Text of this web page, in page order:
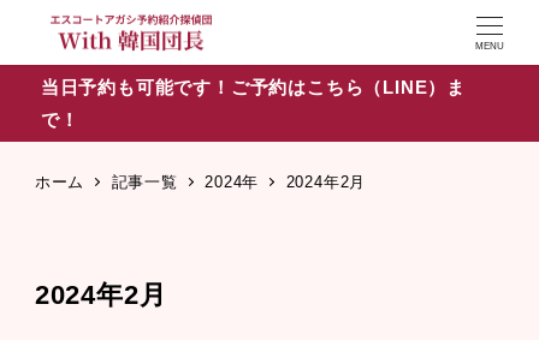
MENU
当日予約も可能です！ご予約はこちら（LINE）ま
で！
ホーム 記事一覧 2024年 2024年2月
2024年2月